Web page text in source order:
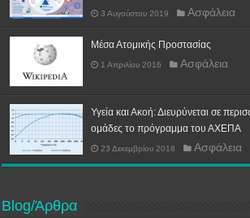
3 Αυγούστου 2019 Ασφάλεια
Μέσα Ατομικής Προστασίας
1 Απριλίου 2016 Ασφάλεια
Υγεία και Ακοή: Διευρύνεται σε
ομάδες το πρόγραμμα του ΑΧΕΠΑ
23 Δεκεμβρίου 2018 Ασφάλεια
Blog/Άρθρα